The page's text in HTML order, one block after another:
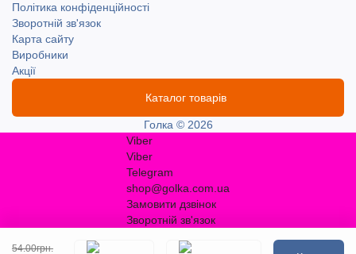
54.00грн.
Політика конфіденційності
Зворотній зв'язок
Карта сайту
Виробники
Акції
Каталог товарів
Голка © 2026
Viber
Viber
Telegram
shop@golka.com.ua
Замовити дзвінок
Зворотній зв'язок